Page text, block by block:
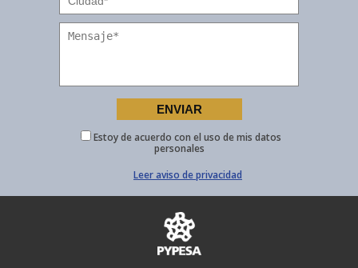
Estoy de acuerdo con el uso de mis datos
personales
Leer aviso de privacidad